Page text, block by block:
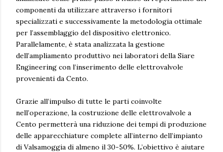
componenti da utilizzare attraverso i fornitori
specializzati e successivamente la metodologia ottimale
per l’assemblaggio del dispositivo elettronico.
Parallelamente, è stata analizzata la gestione
dell’ampliamento produttivo nei laboratori della Siare
Engineering con l’inserimento delle elettrovalvole
provenienti da Cento.
Grazie all’impulso di tutte le parti coinvolte
nell’operazione, la costruzione delle elettrovalvole a
Cento permetterà una riduzione dei tempi di produzione
delle apparecchiature complete all’interno dell’impianto
di Valsamoggia di almeno il 30-50%. L’obiettivo è aiutare